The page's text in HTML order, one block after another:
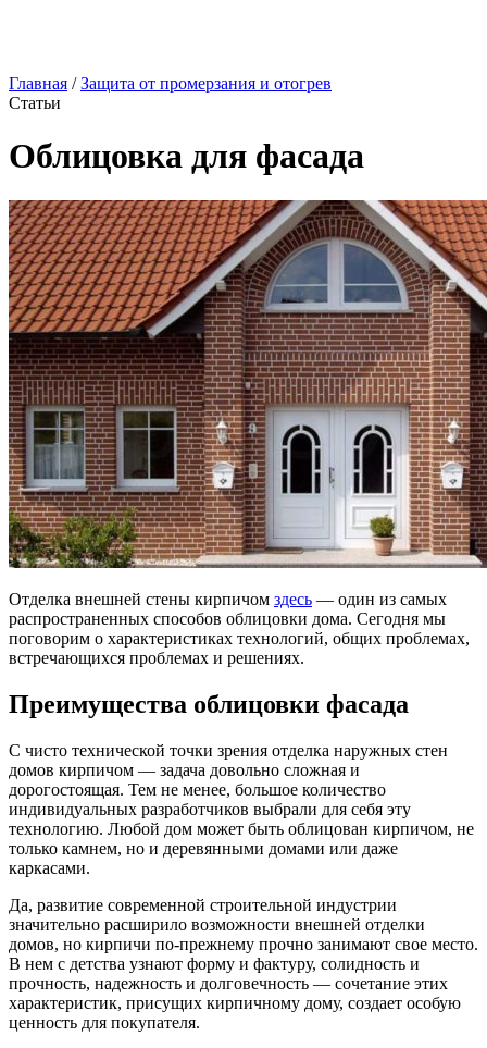
Главная /Защита от промерзания и отогрев
Статьи
Облицовка для фасада
Отделка внешней стены кирпичом здесь — один из самых
распространенных способов облицовки дома. Сегодня мы
поговорим о характеристиках технологий, общих проблемах,
встречающихся проблемах и решениях.
Преимущества облицовки фасада
С чисто технической точки зрения отделка наружных стен
домов кирпичом — задача довольно сложная и
дорогостоящая. Тем не менее, большое количество
индивидуальных разработчиков выбрали для себя эту
технологию. Любой дом может быть облицован кирпичом, не
только камнем, но и деревянными домами или даже
каркасами.
Да, развитие современной строительной индустрии
значительно расширило возможности внешней отделки
домов, но кирпичи по-прежнему прочно занимают свое место.
В нем с детства узнают форму и фактуру, солидность и
прочность, надежность и долговечность — сочетание этих
характеристик, присущих кирпичному дому, создает особую
ценность для покупателя.